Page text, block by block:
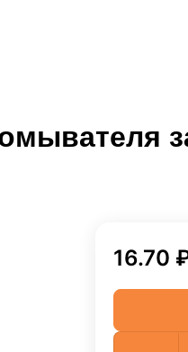
16.70